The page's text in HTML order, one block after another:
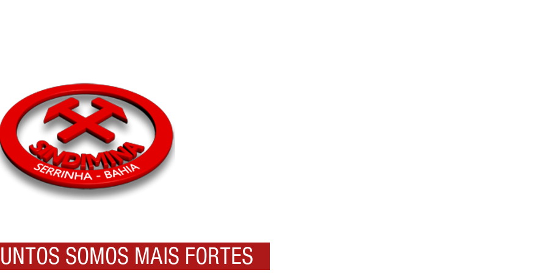
SOMOS MAIS FORTES